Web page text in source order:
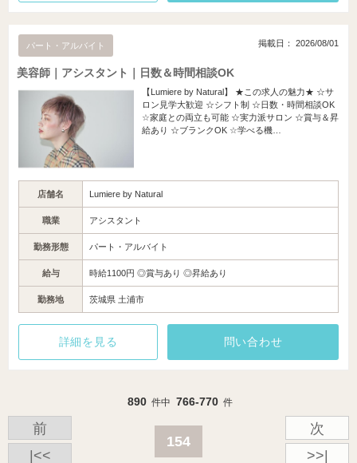
パート・アルバイト 掲載日： 2026/08/01
美容師｜アシスタント｜日数＆時間相談OK
【Lumiere by Natural】 ★この求人の魅力★ ☆サ
ロン見学大歓迎 ☆シフト制 ☆日数・時間相談OK
☆家庭との両立も可能 ☆実力派サロン ☆賞与＆昇
給あり ☆ブランクOK ☆学べる機…
店舗名 Lumiere by Natural
職業 アシスタント
勤務形態 パート・アルバイト
給与 時給1100円 ◎賞与あり ◎昇給あり
勤務地 茨城県 土浦市
詳細を見る 問い合わせ
890 件中 766-770 件
|<<
前
154
次
>>|